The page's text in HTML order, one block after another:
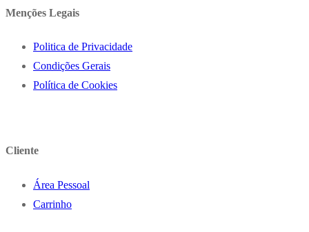
Menções Legais
Politica de Privacidade
Condições Gerais
Política de Cookies
Cliente
Área Pessoal
Carrinho